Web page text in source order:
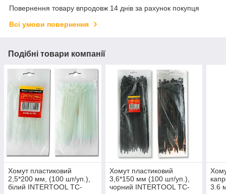
Повернення товару впродовж 14 днів за рахунок покупця
Всі умови повернення
Подібні товари компанії
Хомут пластиковий
2,5*200 мм, (100 шт/уп.),
білий INTERTOOL TC-
Хомут пластиковий
3,6*150 мм (100 шт/уп.),
чорний INTERTOOL TC-
3.6